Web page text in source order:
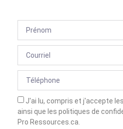
J'ai lu, compris et j'accepte
ainsi que les politiques de
Pro Ressources.ca.